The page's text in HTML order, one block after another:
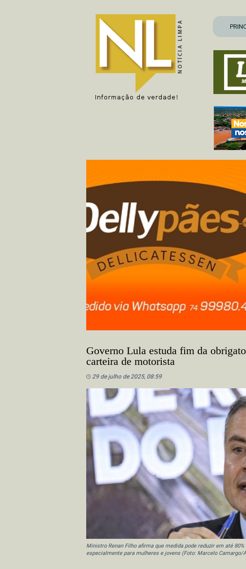
Governo Lula estuda fim da
carteira de motorista
29 de julho de 2025, 08:59
Ministro Renan Filho afirma que medida pode reduzir em até
especialmente para mulheres e jovens (Foto: Marcelo Camargo/